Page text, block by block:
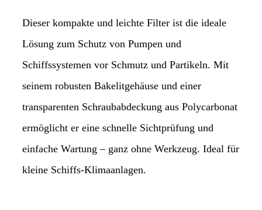
Dieser kompakte und leichte Filter ist die ideale
Lösung zum Schutz von Pumpen und
Schiffssystemen vor Schmutz und Partikeln. Mit
seinem robusten Bakelitgehäuse und einer
transparenten Schraubabdeckung aus Polycarbonat
ermöglicht er eine schnelle Sichtprüfung und
einfache Wartung – ganz ohne Werkzeug. Ideal für
kleine Schiffs-Klimaanlagen.